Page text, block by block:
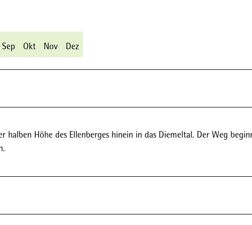
Sep Okt Nov Dez
halben Höhe des Ellenberges hinein in das Diemeltal. Der Weg